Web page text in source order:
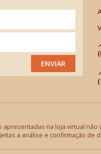
ENVIAR
na loja virtual
a análise e confirmação de